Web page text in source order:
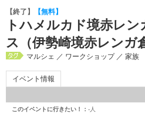
【終了】 【無料】
トハメルカド境赤レ
ス（伊勢崎境赤レンガ
マルシェ ／ ワークショップ ／ 家族
イベント情報
このイベントに行きたい！： -人